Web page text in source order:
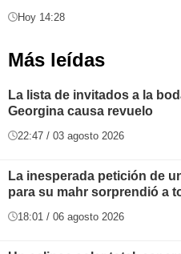
Hoy 14:28
Más leídas
La lista de invitados a la
Georgina causa revuelo
22:47 / 03 agosto 2026
La inesperada petición de
para su mahr sorprendió a
18:01 / 06 agosto 2026